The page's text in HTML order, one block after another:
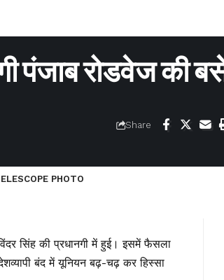
पंजाब रोडवेज की
Share
PHOTO
सिंह की प्रधानगी में हुई। इसमें फैसला
बंद में यूनियन बढ़-चढ़ कर हिस्सा